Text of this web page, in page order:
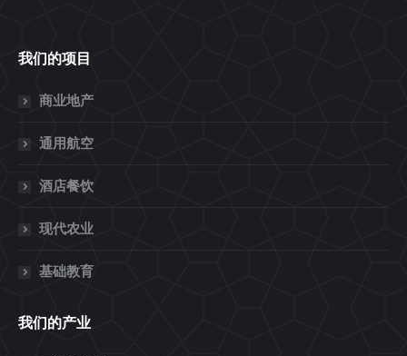
我们的项目
商业地产
通用航空
酒店餐饮
现代农业
基础教育
我们的产业